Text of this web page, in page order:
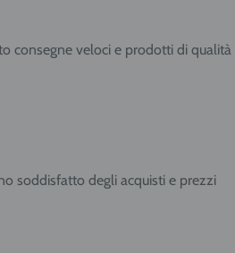
consegne veloci e prodotti di qualità
soddisfatto degli acquisti e prezzi